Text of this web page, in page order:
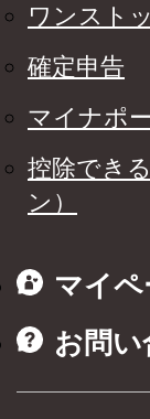
ワンスト
確定申告
マイナポ
控除でき
ン）
マイペ
お問